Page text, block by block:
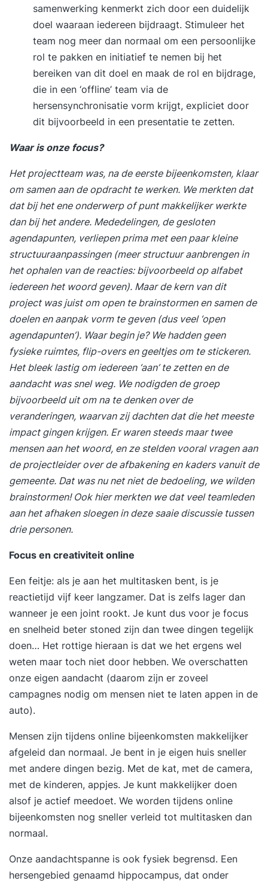
samenwerking kenmerkt zich door een duidelijk
doel waaraan iedereen bijdraagt. Stimuleer het
team nog meer dan normaal om een persoonlijke
rol te pakken en initiatief te nemen bij het
bereiken van dit doel en maak de rol en bijdrage,
die in een ‘offline’ team via de
hersensynchronisatie vorm krijgt, expliciet door
dit bijvoorbeeld in een presentatie te zetten.
Waar is onze focus?
Het projectteam was, na de eerste bijeenkomsten, klaar
om samen aan de opdracht te werken. We merkten dat
dat bij het ene onderwerp of punt makkelijker werkte
dan bij het andere. Mededelingen, de gesloten
agendapunten, verliepen prima met een paar kleine
structuuraanpassingen (meer structuur aanbrengen in
het ophalen van de reacties: bijvoorbeeld op alfabet
iedereen het woord geven). Maar de kern van dit
project was juist om open te brainstormen en samen de
doelen en aanpak vorm te geven (dus veel ‘open
agendapunten’). Waar begin je? We hadden geen
fysieke ruimtes, flip-overs en geeltjes om te stickeren.
Het bleek lastig om iedereen ‘aan’ te zetten en de
aandacht was snel weg. We nodigden de groep
bijvoorbeeld uit om na te denken over de
veranderingen, waarvan zij dachten dat die het meeste
impact gingen krijgen. Er waren steeds maar twee
mensen aan het woord, en ze stelden vooral vragen aan
de projectleider over de afbakening en kaders vanuit de
gemeente. Dat was nu net niet de bedoeling, we wilden
brainstormen! Ook hier merkten we dat veel teamleden
aan het afhaken sloegen in deze saaie discussie tussen
drie personen.
Focus en creativiteit online
Een feitje: als je aan het multitasken bent, is je
reactietijd vijf keer langzamer. Dat is zelfs lager dan
wanneer je een joint rookt. Je kunt dus voor je focus
en snelheid beter stoned zijn dan twee dingen tegelijk
doen… Het rottige hieraan is dat we het ergens wel
weten maar toch niet door hebben. We overschatten
onze eigen aandacht (daarom zijn er zoveel
campagnes nodig om mensen niet te laten appen in de
auto).
Mensen zijn tijdens online bijeenkomsten makkelijker
afgeleid dan normaal. Je bent in je eigen huis sneller
met andere dingen bezig. Met de kat, met de camera,
met de kinderen, appjes. Je kunt makkelijker doen
alsof je actief meedoet. We worden tijdens online
bijeenkomsten nog sneller verleid tot multitasken dan
normaal.
Onze aandachtspanne is ook fysiek begrensd. Een
hersengebied genaamd hippocampus, dat onder